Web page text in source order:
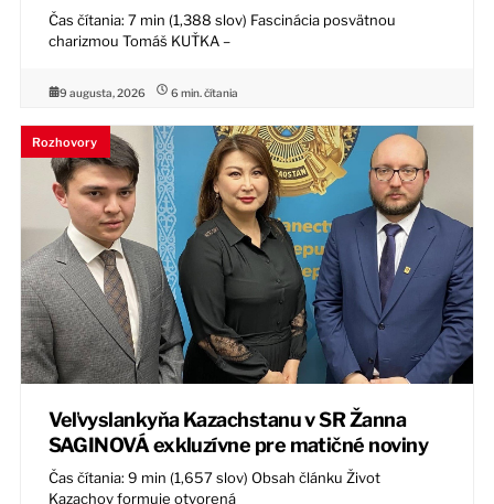
Čas čítania: 7 min (1,388 slov) Fascinácia posvätnou
charizmou Tomáš KUŤKA –
9 augusta, 2026 6min. čítania
Rozhovory
Veľvyslankyňa Kazachstanu v SR Žanna
SAGINOVÁ exkluzívne pre matičné noviny
Čas čítania: 9 min (1,657 slov) Obsah článku Život
Kazachov formuje otvorená